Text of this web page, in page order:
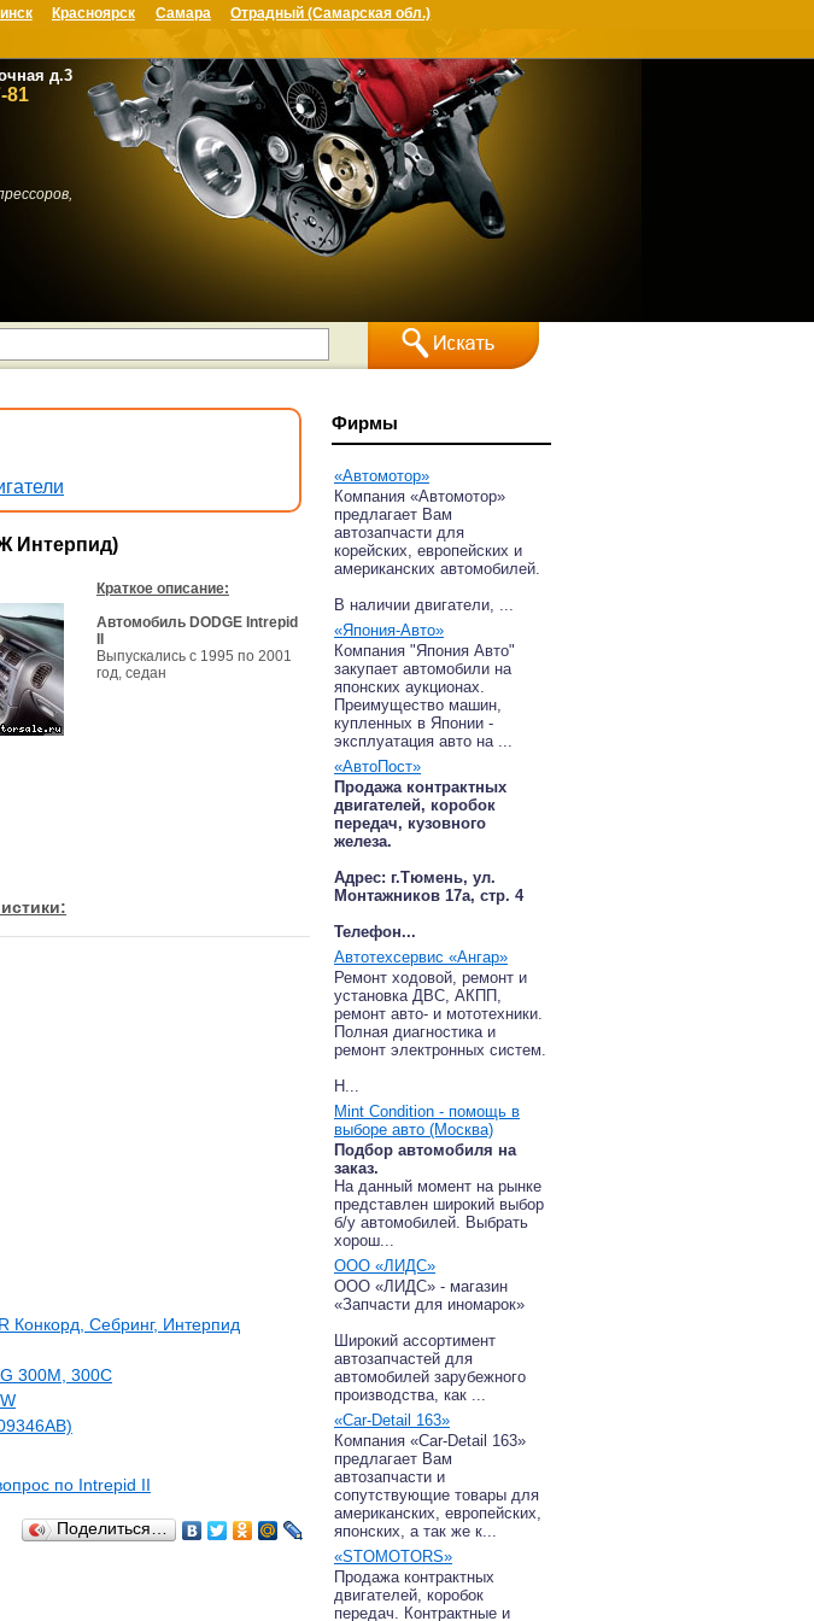
д.3
81
Красноярск Самара
Отрадный (Самарская обл.)
Интерпид)
Краткое описание:
Автомобиль DODGE Intrepid
Выпускались с 1995 по 2001
год, седан
Конкорд, Себринг, Интерпид
300M, 300C
по Intrepid II
Поделиться…
Фирмы
«Автомотор»
Компания «Автомотор»
предлагает Вам
автозапчасти для
корейских, европейских и
американских автомобилей.
В наличии двигатели, ...
«Япония-Авто»
Компания "Япония Авто"
закупает автомобили на
японских аукционах.
Преимущество машин,
купленных в Японии -
эксплуатация авто на ...
«АвтоПост»
Продажа контрактных
двигателей, коробок
передач, кузовного
железа.
Адрес: г.Тюмень, ул.
Монтажников 17а, стр. 4
Телефон...
Автотехсервис «Ангар»
Ремонт ходовой, ремонт и
установка ДВС, АКПП,
ремонт авто- и мототехники.
Полная диагностика и
ремонт электронных систем.
Н...
Mint Condition - помощь в
выборе авто (Москва)
Подбор автомобиля на
заказ.
На данный момент на рынке
представлен широкий выбор
б/у автомобилей. Выбрать
хорош...
ООО «ЛИДС»
ООО «ЛИДС» - магазин
«Запчасти для иномарок»
Широкий ассортимент
автозапчастей для
автомобилей зарубежного
производства, как ...
«Car-Detail 163»
Компания «Car-Detail 163»
предлагает Вам
автозапчасти и
сопутствующие товары для
американских, европейских,
японских, а так же к...
«STOMOTORS»
Продажа контрактных
двигателей, коробок
передач. Контрактные и